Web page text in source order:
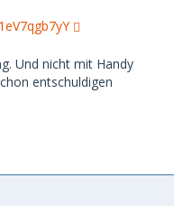
Und nicht mit Handy
entschuldigen